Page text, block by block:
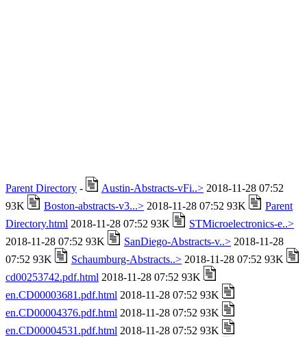
Parent Directory - Austin-Abstracts-vFi..> 2018-11-28 07:52
93K
Boston-abstracts-v3...> 2018-11-28 07:52 93K
Parent
Directory.html 2018-11-28 07:52 93K
STMicroelectronics-e..>
2018-11-28 07:52 93K
SanDiego-Abstracts-v..> 2018-11-28
07:52 93K
Schaumburg-Abstracts..> 2018-11-28 07:52 93K
cd00253742.pdf.html 2018-11-28 07:52 93K
en.CD00003681.pdf.html 2018-11-28 07:52 93K
en.CD00004376.pdf.html 2018-11-28 07:52 93K
en.CD00004531.pdf.html 2018-11-28 07:52 93K